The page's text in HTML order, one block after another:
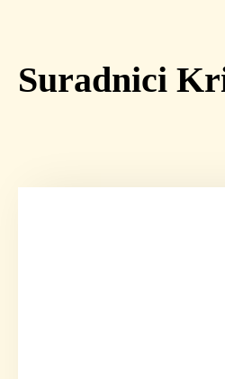
Suradnici